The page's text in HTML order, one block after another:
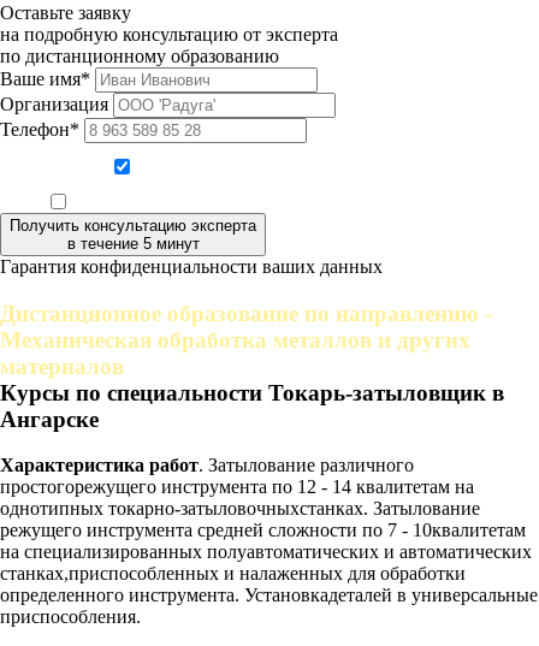
Оставьте заявку
на подробную консультацию от эксперта
по дистанционному образованию
Ваше имя*
Организация
Телефон*
Получить консультацию эксперта
в течение 5 минут
Гарантия конфиденциальности ваших данных
Дистанционное образование по направлению -
Механическая обработка металлов и других
материалов
Курсы по специальности Токарь-затыловщик в
Ангарске
Характеристика работ. Затылование различного
простогорежущего инструмента по 12 - 14 квалитетам на
однотипных токарно-затыловочныхстанках. Затылование
режущего инструмента средней сложности по 7 - 10квалитетам
на специализированных полуавтоматических и автоматических
станках,приспособленных и налаженных для обработки
определенного инструмента. Установкадеталей в универсальные
приспособления.